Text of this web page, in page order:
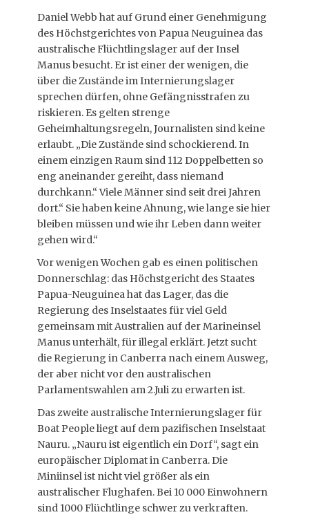
Daniel Webb hat auf Grund einer Genehmigung
des Höchstgerichtes von Papua Neuguinea das
australische Flüchtlingslager auf der Insel
Manus besucht. Er ist einer der wenigen, die
über die Zustände im Internierungslager
sprechen dürfen, ohne Gefängnisstrafen zu
riskieren. Es gelten strenge
Geheimhaltungsregeln, Journalisten sind keine
erlaubt. „Die Zustände sind schockierend. In
einem einzigen Raum sind 112 Doppelbetten so
eng aneinander gereiht, dass niemand
durchkann.“ Viele Männer sind seit drei Jahren
dort.“ Sie haben keine Ahnung, wie lange sie hier
bleiben müssen und wie ihr Leben dann weiter
gehen wird.“
Vor wenigen Wochen gab es einen politischen
Donnerschlag: das Höchstgericht des Staates
Papua-Neuguinea hat das Lager, das die
Regierung des Inselstaates für viel Geld
gemeinsam mit Australien auf der Marineinsel
Manus unterhält, für illegal erklärt. Jetzt sucht
die Regierung in Canberra nach einem Ausweg,
der aber nicht vor den australischen
Parlamentswahlen am 2.Juli zu erwarten ist.
Das zweite australische Internierungslager für
Boat People liegt auf dem pazifischen Inselstaat
Nauru. „Nauru ist eigentlich ein Dorf“, sagt ein
europäischer Diplomat in Canberra. Die
Miniinsel ist nicht viel größer als ein
australischer Flughafen. Bei 10 000 Einwohnern
sind 1000 Flüchtlinge schwer zu verkraften.